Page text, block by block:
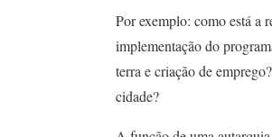
Por exemplo: como está a
implementação do
terra e criação de
cidade?